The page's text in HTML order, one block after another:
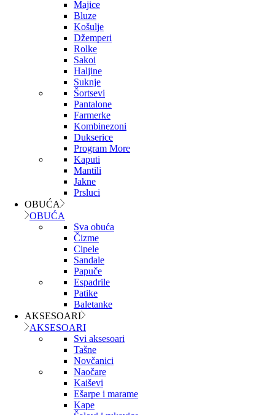
Majice
Bluze
Košulje
Džemperi
Rolke
Sakoi
Haljine
Suknje
Šortsevi
Pantalone
Farmerke
Kombinezoni
Dukserice
Program More
Kaputi
Mantili
Jakne
Prsluci
OBUĆA
OBUĆA
Sva obuća
Čizme
Cipele
Sandale
Papuče
Espadrile
Patike
Baletanke
AKSESOARI
AKSESOARI
Svi aksesoari
Tašne
Novčanici
Naočare
Kaiševi
Ešarpe i marame
Kape